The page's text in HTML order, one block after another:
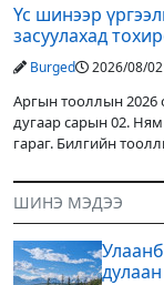
Үс шинээр
засуулахад
Burged 2026/08/02
Аргын тооллын 2026
дугаар сарын 02.
гараг. Билгийн
гал Морин жилийн
хөхөгчин хонь
19, Адъяа /Асралт/
ШИНЭ МЭДЭЭ